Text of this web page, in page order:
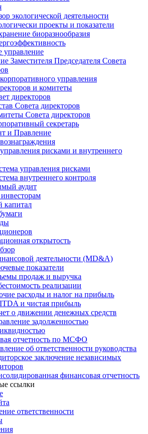
экологической деятельности
проекты и показатели
биоразнообразия
управление
Заместителя Председателя Совета
управления
и комитеты
директоров
Совета директоров
Совета директоров
секретарь
и Правление
рисками и внутреннего
управления рисками
внутреннего контроля
аудит
капитал
открытость
деятельности (MD&A)
показатели
продаж и выручка
реализации
расходы и налог на прибыль
и чистая прибыль
о движении денежных средств
задолженностью
отчетность по МСФО
об ответственности руководства
заключение независимых
финансовая отчетность
ссылки
ответственности